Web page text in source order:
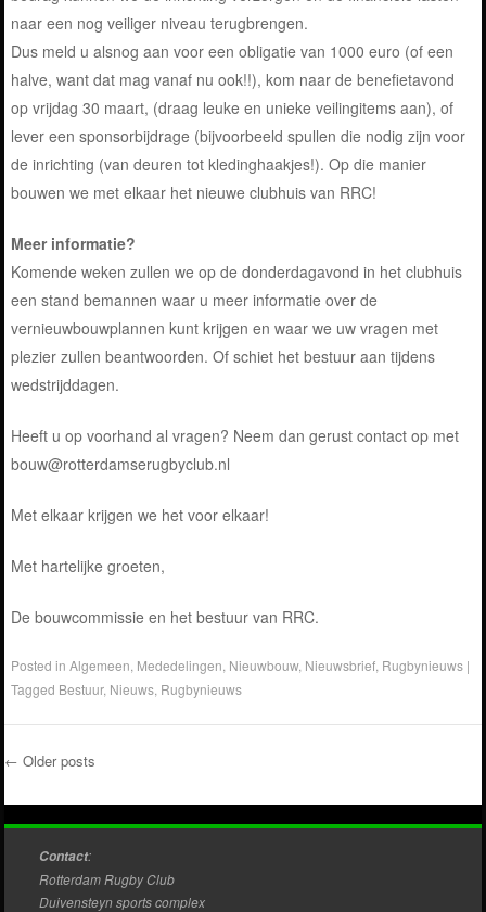
naar een nog veiliger niveau terugbrengen.
Dus meld u alsnog aan voor een obligatie van 1000 euro (of een
halve, want dat mag vanaf nu ook!!), kom naar de benefietavond
op vrijdag 30 maart, (draag leuke en unieke veilingitems aan), of
lever een sponsorbijdrage (bijvoorbeeld spullen die nodig zijn voor
de inrichting (van deuren tot kledinghaakjes!). Op die manier
bouwen we met elkaar het nieuwe clubhuis van RRC!
Meer informatie?
Komende weken zullen we op de donderdagavond in het clubhuis
een stand bemannen waar u meer informatie over de
vernieuwbouwplannen kunt krijgen en waar we uw vragen met
plezier zullen beantwoorden. Of schiet het bestuur aan tijdens
wedstrijddagen.
Heeft u op voorhand al vragen? Neem dan gerust contact op met
bouw@rotterdamserugbyclub.nl
Met elkaar krijgen we het voor elkaar!
Met hartelijke groeten,
De bouwcommissie en het bestuur van RRC.
Posted inAlgemeen Mededelingen Nieuwbouw, Nieuwsbrief Rugbynieuws |
Tagged Bestuur, Nieuws Rugbynieuws
Post navigation
← Older posts
Contact:
Rotterdam Rugby Club
Duivensteyn sports complex